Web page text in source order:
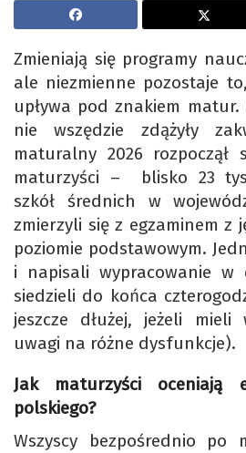
Zmieniają się programy
ale niezmienne pozostaje
upływa pod znakiem matur.
nie wszędzie zdążyły
maturalny 2026 rozpoczął
maturzyści – blisko 23
szkół średnich w
zmierzyli się z egzaminem z
poziomie podstawowym.
i napisali wypracowanie w
siedzieli do końca
jeszcze dłużej, jeżeli mieli
uwagi na różne dysfunkcje).
Jak maturzyści oceniają
polskiego?
Wszyscy bezpośrednio po